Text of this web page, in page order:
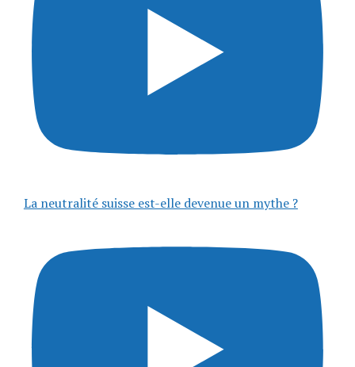
La neutralité suisse est-elle devenue un mythe ?